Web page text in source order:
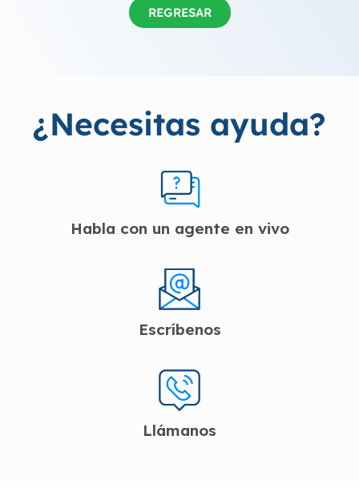
REGRESAR
¿Necesitas ayuda?
Habla con un agente en vivo
Escríbenos
Llámanos